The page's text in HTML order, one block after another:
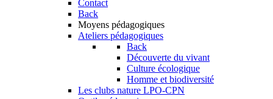
Contact
Back
Moyens pédagogiques
Ateliers pédagogiques
Back
Découverte du vivant
Culture écologique
Homme et biodiversité
Les clubs nature LPO-CPN